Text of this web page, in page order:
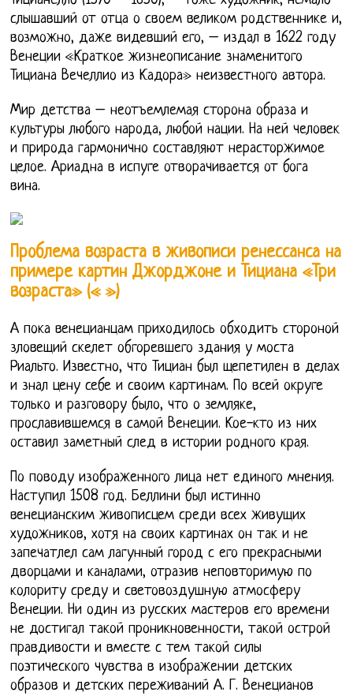
слышавший от отца о своем великом родственнике и,
возможно, даже видевший его, – издал в 1622 году
Венеции «Краткое жизнеописание знаменитого
Тициана Вечеллио из Кадора» неизвестного автора.
Мир детства – неотъемлемая сторона образа и
культуры любого народа, любой нации. На ней человек
и природа гармонично составляют нерасторжимое
целое. Ариадна в испуге отворачивается от бога
вина.
Проблема возраста в живописи ренессанса на
примере картин Джорджоне и Тициана «Три
возраста» (« »)
А пока венецианцам приходилось обходить стороной
зловещий скелет обгоревшего здания у моста
Риальто. Известно, что Тициан был щепетилен в делах
и знал цену себе и своим картинам. По всей округе
только и разговору было, что о земляке,
прославившемся в самой Венеции. Кое-кто из них
оставил заметный след в истории родного края.
По поводу изображенного лица нет единого мнения.
Наступил 1508 год. Беллини был истинно
венецианским живописцем среди всех живущих
художников, хотя на своих картинах он так и не
запечатлел сам лагунный город с его прекрасными
дворцами и каналами, отразив неповторимую по
колориту среду и световоздушную атмосферу
Венеции. Ни один из русских мастеров его времени
не достигал такой проникновенности, такой острой
правдивости и вместе с тем такой силы
поэтического чувства в изображении детских
образов и детских переживаний А. Г. Венецианов